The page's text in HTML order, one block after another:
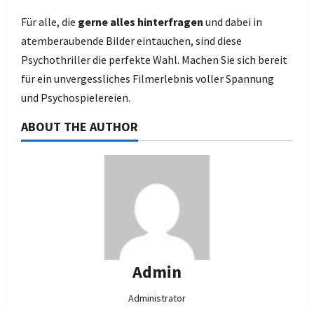
Für alle, die gerne alles hinterfragen und dabei in
atemberaubende Bilder eintauchen, sind diese
Psychothriller die perfekte Wahl. Machen Sie sich bereit
für ein unvergessliches Filmerlebnis voller Spannung
und Psychospielereien.
ABOUT THE AUTHOR
Admin
Administrator